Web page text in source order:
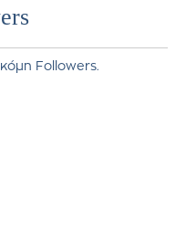
Followers.